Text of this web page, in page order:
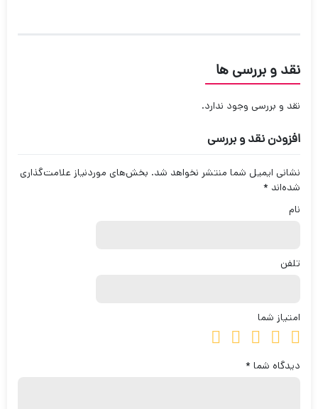
نقد و بررسی ها
نقد و بررسی وجود ندارد.
افزودن نقد و بررسی
نشانی ایمیل شما منتشر نخواهد شد. بخش‌های موردنیاز علامت‌گذاری
شده‌اند *
نام
تلفن
امتیاز شما
دیدگاه شما *